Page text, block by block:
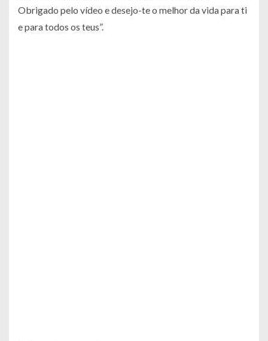
Obrigado pelo vídeo e desejo-te o melhor da vida para ti
e para todos os teus”.